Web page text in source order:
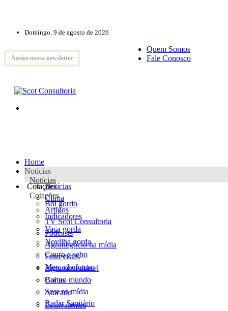
Domingo, 9 de agosto de 2026
Assine nossa newsletter
Quem Somos
Fale Conosco
Home
Notícias
Notícias
Notícias
Clima
Artigos
TV Scot Consultoria
Podcasts
Agronegócio na mídia
Entrevistas
Agro sustentável
Cartas
Scot na mídia
Radar Sanitário
Cotações
Cotações
Boi gordo
Indicadores
Vaca gorda
Novilha gorda
Couro e sebo
Mercado futuro
Boi no mundo
Atacado
Equivalentes